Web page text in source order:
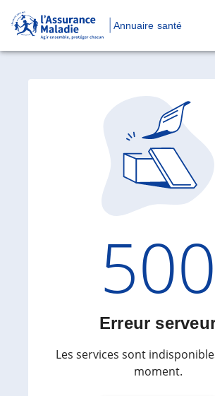
Annuaire santé
500
Erreur
Les services sont
moment.